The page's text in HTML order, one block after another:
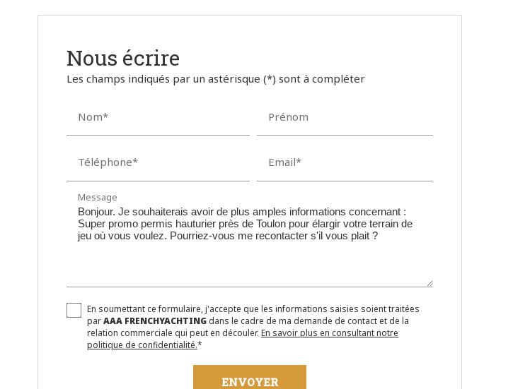
Nous écrire
Les champs indiqués par un astérisque (*) sont à compléter
Nom* Prénom
Téléphone* Email*
Message
En soumettant ce formulaire, j'accepte que les informations saisies soient traitées
parAAA FRENCHYACHTING dans le cadre de ma demande de contact et de la
relation commerciale qui peut en découler. En savoir plus en consultant notre
politique de confidentialité.*